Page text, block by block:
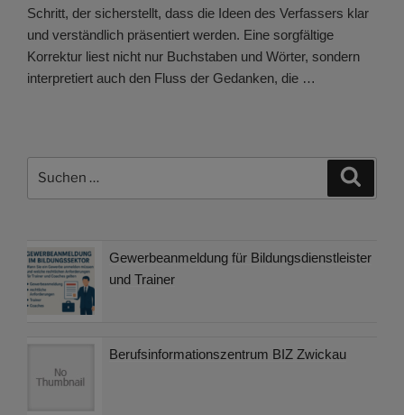
Schritt, der sicherstellt, dass die Ideen des Verfassers klar
und verständlich präsentiert werden. Eine sorgfältige
Korrektur liest nicht nur Buchstaben und Wörter, sondern
interpretiert auch den Fluss der Gedanken, die …
Gewerbeanmeldung für Bildungsdienstleister
und Trainer
Berufsinformationszentrum BIZ Zwickau